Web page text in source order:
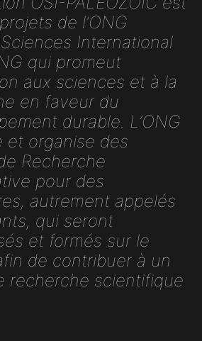
de l’ONG
International
qui promeut
aux sciences et à la
en faveur du
durable. L’ONG
et organise des
Recherche
pour des
autrement appelés
qui seront
et formés sur le
de contribuer à un
recherche scientifique